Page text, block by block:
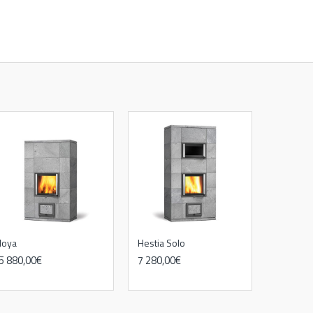
Joya
880,00€
Hestia Solo
7 280,00€